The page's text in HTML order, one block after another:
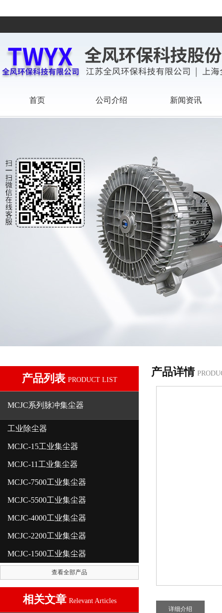
首页 公司介绍 新闻资讯
产品列表 PRODUCT LIST
MCJC系列脉冲集尘器
工业除尘器
MCJC-15工业集尘器
MCJC-11工业集尘器
MCJC-7500工业集尘器
MCJC-5500工业集尘器
MCJC-4000工业集尘器
MCJC-2200工业集尘器
MCJC-1500工业集尘器
查看全部产品
相关文章 Relevant Articles
产品详情
详细介绍